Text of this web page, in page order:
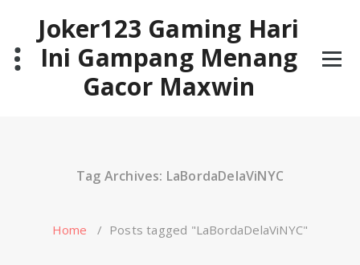
contentJoker123 Gaming Hari
Ini Gampang Menang
Gacor Maxwin
Tag Archives: LaBordaDelaViNYC
Home / Posts tagged "LaBordaDelaViNYC"